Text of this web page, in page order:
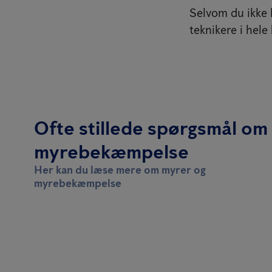
Selvom du
teknikere i hele
Ofte stillede spørgsmål om
myrebekæmpelse
Her kan du læse mere om myrer og
myrebekæmpelse